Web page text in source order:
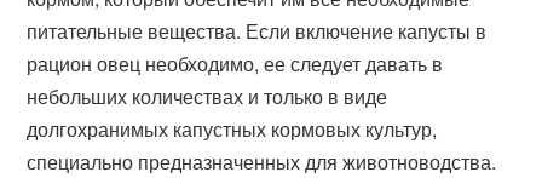
питательные вещества. Если включение капусты в
рацион овец необходимо, ее следует давать в
небольших количествах и только в виде
долгохранимых капустных кормовых культур,
специально предназначенных для животноводства.